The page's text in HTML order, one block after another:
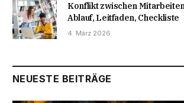
Konflikt zwischen
Ablauf, Leitfaden, Checkliste
4. März 2026
NEUESTE BEITRÄGE